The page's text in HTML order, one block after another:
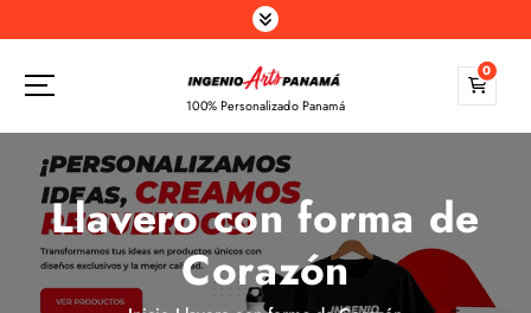
a
100% Personalizado Panamá
0
Llavero con forma de
Corazón